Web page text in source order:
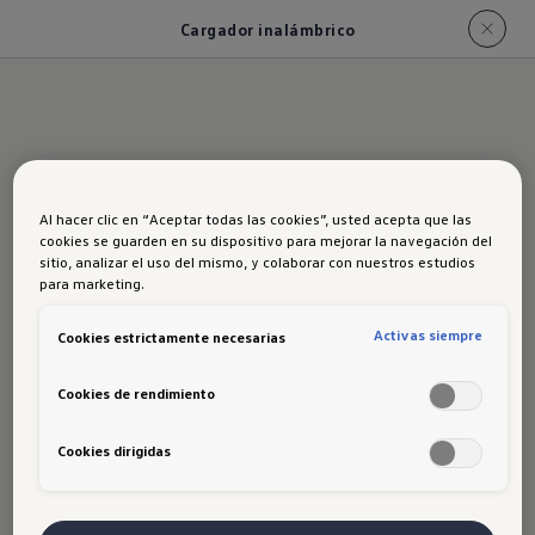
Cargador inalámbrico
Cargador
inalámbrico
Adiós a los cables. Nuevo Taos 2026
con carga inalámbrica para
Al hacer clic en “Aceptar todas las cookies”, usted acepta que las
cookies se guarden en su dispositivo para mejorar la navegación del
sitio, analizar el uso del mismo, y colaborar con nuestros estudios
para marketing.
Cookies estrictamente necesarias Activas siempre
Cookies de rendimiento
Cookies dirigidas